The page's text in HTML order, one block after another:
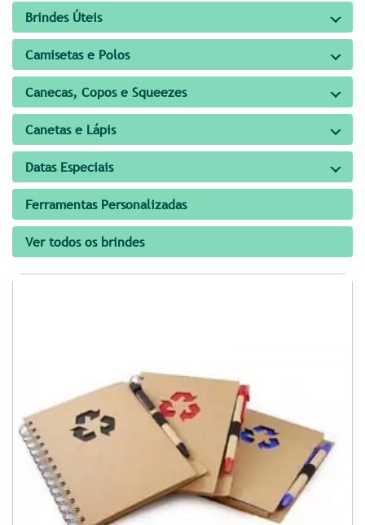
Brindes Úteis
Camisetas e Polos
Canecas, Copos e Squeezes
Canetas e Lápis
Datas Especiais
Ferramentas Personalizadas
Ver todos os brindes